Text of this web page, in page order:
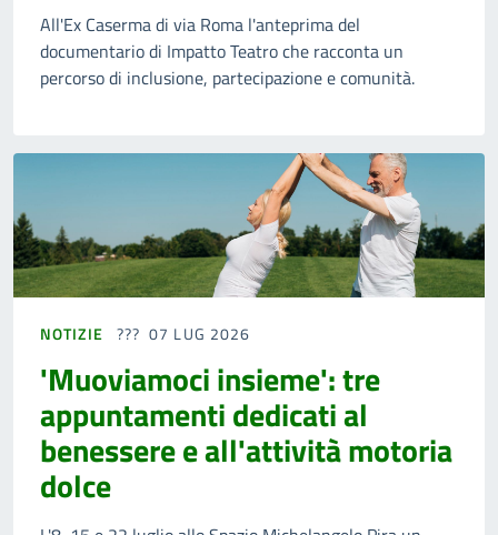
All'Ex Caserma di via Roma l'anteprima del
documentario di Impatto Teatro che racconta un
percorso di inclusione, partecipazione e comunità.
NOTIZIE 07 LUG 2026
'Muoviamoci insieme': tre
appuntamenti dedicati al
benessere e all'attività motoria
dolce